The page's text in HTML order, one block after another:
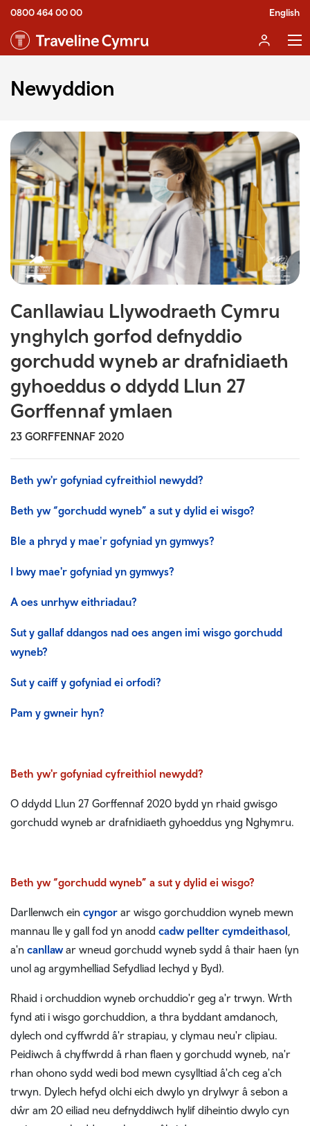
0800 464 00 00 English
Newyddion
Canllawiau Llywodraeth Cymru
ynghylch gorfod defnyddio
gorchudd wyneb ar drafnidiaeth
gyhoeddus o ddydd Llun 27
Gorffennaf ymlaen
23 GORFFENNAF 2020
Beth yw'r gofyniad cyfreithiol newydd?
Beth yw “gorchudd wyneb” a sut y dylid ei wisgo?
Ble a phryd y maeʼr gofyniad yn gymwys?
I bwy mae'r gofyniad yn gymwys?
A oes unrhyw eithriadau?
Sut y gallaf ddangos nad oes angen imi wisgo gorchudd
wyneb?
Sut y caiff y gofyniad ei orfodi?
Pam y gwneir hyn?
Beth yw'r gofyniad cyfreithiol newydd?
O ddydd Llun 27 Gorffennaf 2020 bydd yn rhaid gwisgo
gorchudd wyneb ar drafnidiaeth gyhoeddus yng Nghymru.
Beth yw “gorchudd wyneb” a sut y dylid ei wisgo?
Darllenwch ein cyngor ar wisgo gorchuddion wyneb mewn
mannau lle y gall fod yn anodd cadw pellter cymdeithasol,
a'n canllawar wneud gorchudd wyneb sydd â thair haen (yn
unol ag argymhelliad Sefydliad Iechyd y Byd).
Rhaid i orchuddion wyneb orchuddio'r geg a'r trwyn. Wrth
fynd ati i wisgo gorchuddion, a thra byddant amdanoch,
dylech ond cyffwrdd â'r strapiau, y clymau neu'r clipiau.
Peidiwch â chyffwrdd â rhan flaen y gorchudd wyneb, na'r
rhan ohono sydd wedi bod mewn cysylltiad â'ch ceg a'ch
trwyn. Dylech hefyd olchi eich dwylo yn drylwyr â sebon a
dŵr am 20 eiliad neu defnyddiwch hylif diheintio dwylo cyn